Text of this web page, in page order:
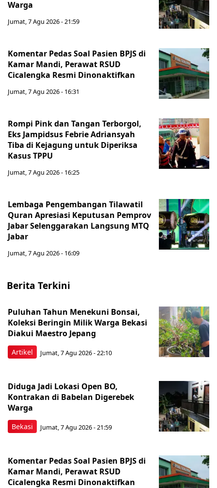
Warga
Jumat, 7 Agu 2026 - 21:59
Komentar Pedas Soal Pasien BPJS di
Kamar Mandi, Perawat RSUD
Cicalengka Resmi Dinonaktifkan
Jumat, 7 Agu 2026 - 16:31
Rompi Pink dan Tangan Terborgol,
Eks Jampidsus Febrie Adriansyah
Tiba di Kejagung untuk Diperiksa
Kasus TPPU
Jumat, 7 Agu 2026 - 16:25
Lembaga Pengembangan Tilawatil
Quran Apresiasi Keputusan Pemprov
Jabar Selenggarakan Langsung MTQ
Jabar
Jumat, 7 Agu 2026 - 16:09
Berita Terkini
Artikel
Puluhan Tahun Menekuni Bonsai,
Koleksi Beringin Milik Warga Bekasi
Diakui Maestro Jepang
Jumat, 7 Agu 2026 - 22:10
Bekasi
Diduga Jadi Lokasi Open BO,
Kontrakan di Babelan Digerebek
Warga
Jumat, 7 Agu 2026 - 21:59
Komentar Pedas Soal Pasien BPJS di
Kamar Mandi, Perawat RSUD
Cicalengka Resmi Dinonaktifkan